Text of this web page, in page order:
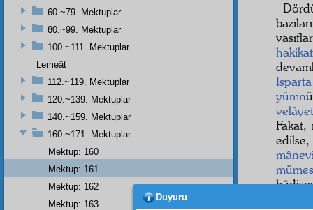
Isparta
yümn
velâyet
Fakat,
60.~79. Mektuplar
80.~99. Mektuplar
100.~111. Mektuplar
Lemeât
112.~119. Mektuplar
120.~139. Mektuplar
140.~159. Mektuplar
160.~171. Mektuplar
Mektup: 160
Mektup: 161
Mektup: 162
Mektup: 163
Duyuru